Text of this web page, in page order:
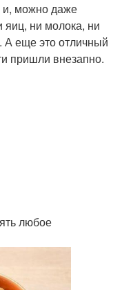
и, можно даже
яиц, ни молока, ни
А еще это отличный
пришли внезапно.
любое